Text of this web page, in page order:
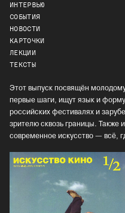
ИНТЕРВЬЮ
СОБЫТИЯ
НОВОСТИ
КАРТОЧКИ
ЛЕКЦИИ
ТЕКСТЫ
Этот выпуск посвящён
первые шаги, ищут язык и
российских фестивалях и
зрителю сквозь границы. Также
современное искусство — всё,